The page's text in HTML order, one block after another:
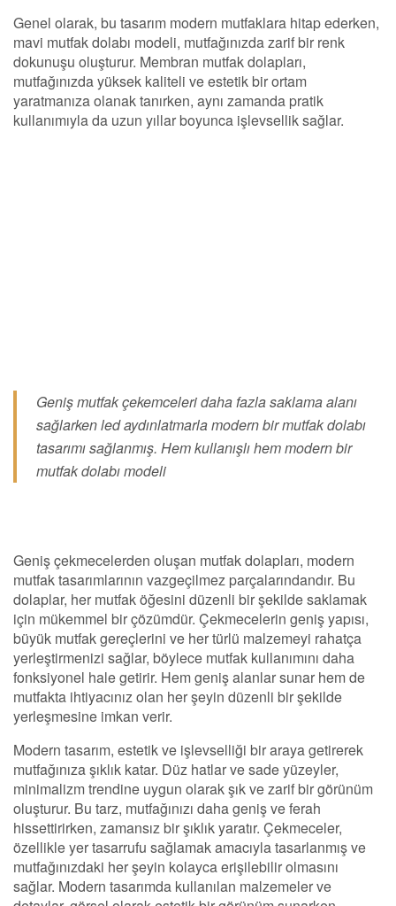
Genel olarak, bu tasarım modern mutfaklara hitap ederken,
mavi mutfak dolabı modeli, mutfağınızda zarif bir renk
dokunuşu oluşturur. Membran mutfak dolapları,
mutfağınızda yüksek kaliteli ve estetik bir ortam
yaratmanıza olanak tanırken, aynı zamanda pratik
kullanımıyla da uzun yıllar boyunca işlevsellik sağlar.
Geniş mutfak çekemceleri daha fazla saklama alanı
sağlarken led aydınlatmarla modern bir mutfak dolabı
tasarımı sağlanmış. Hem kullanışlı hem modern bir
mutfak dolabı modeli
Geniş çekmecelerden oluşan mutfak dolapları, modern
mutfak tasarımlarının vazgeçilmez parçalarındandır. Bu
dolaplar, her mutfak öğesini düzenli bir şekilde saklamak
için mükemmel bir çözümdür. Çekmecelerin geniş yapısı,
büyük mutfak gereçlerini ve her türlü malzemeyi rahatça
yerleştirmenizi sağlar, böylece mutfak kullanımını daha
fonksiyonel hale getirir. Hem geniş alanlar sunar hem de
mutfakta ihtiyacınız olan her şeyin düzenli bir şekilde
yerleşmesine imkan verir.
Modern tasarım, estetik ve işlevselliği bir araya getirerek
mutfağınıza şıklık katar. Düz hatlar ve sade yüzeyler,
minimalizm trendine uygun olarak şık ve zarif bir görünüm
oluşturur. Bu tarz, mutfağınızı daha geniş ve ferah
hissettirirken, zamansız bir şıklık yaratır. Çekmeceler,
özellikle yer tasarrufu sağlamak amacıyla tasarlanmış ve
mutfağınızdaki her şeyin kolayca erişilebilir olmasını
sağlar. Modern tasarımda kullanılan malzemeler ve